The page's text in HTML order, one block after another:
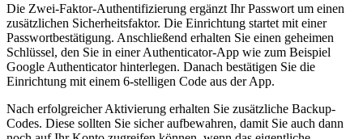
Die Zwei-Faktor-Authentifizierung ergänzt Ihr Passwort um einen
zusätzlichen Sicherheitsfaktor. Die Einrichtung startet mit einer
Passwortbestätigung. Anschließend erhalten Sie einen geheimen
Schlüssel, den Sie in einer Authenticator-App wie zum Beispiel
Google Authenticator hinterlegen. Danach bestätigen Sie die
Einrichtung mit einem 6-stelligen Code aus der App.
Nach erfolgreicher Aktivierung erhalten Sie zusätzliche Backup-
Codes. Diese sollten Sie sicher aufbewahren, damit Sie auch dann